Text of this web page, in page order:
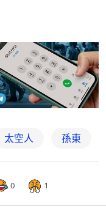
太空人 孫東
0 1